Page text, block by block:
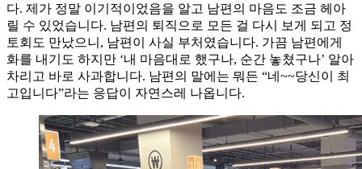
다. 제가 정말 이기적이었음을 알고 남편의 마음도 조금 헤아
릴 수 있었습니다. 남편의 퇴직으로 모든 걸 다시 보게 되고 정
토회도 만났으니, 남편이 사실 부처였습니다. 가끔 남편에게
화를 내기도 하지만 ‘내 마음대로 했구나, 순간 놓쳤구나’ 알아
차리고 바로 사과합니다. 남편의 말에는 뭐든 “네~~당신이 최
고입니다”라는 응답이 자연스레 나옵니다.